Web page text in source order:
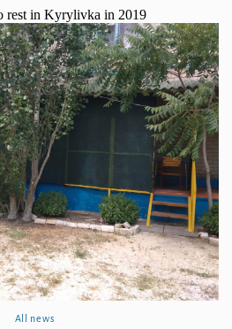
rest in Kyrylivka in 2019
All news